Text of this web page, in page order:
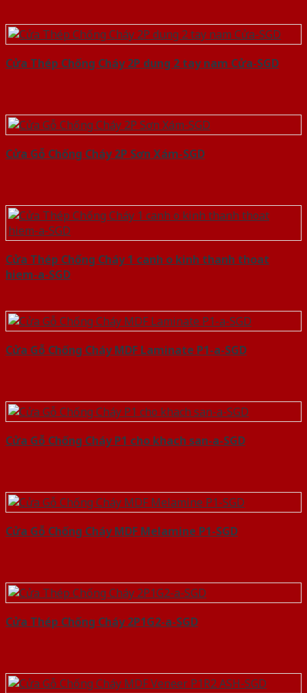
Cửa Thép Chống Cháy 2P dung 2 tay nam Cửa-SGD
Cửa Gỗ Chống Cháy 2P Sơn Xám-SGD
Cửa Thép Chống Cháy 1 canh o kinh thanh thoat
hiem-a-SGD
Cửa Gỗ Chống Cháy MDF Laminate P1-a-SGD
Cửa Gỗ Chống Cháy P1 cho khach san-a-SGD
Cửa Gỗ Chống Cháy MDF Melamine P1-SGD
Cửa Thép Chống Cháy 2P1G2-a-SGD